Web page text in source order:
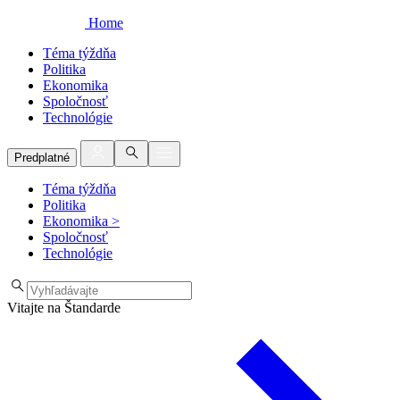
Home
Téma týždňa
Politika
Ekonomika
Spoločnosť
Technológie
Predplatné
Téma týždňa
Politika
Ekonomika >
Spoločnosť
Technológie
Vitajte na Štandarde